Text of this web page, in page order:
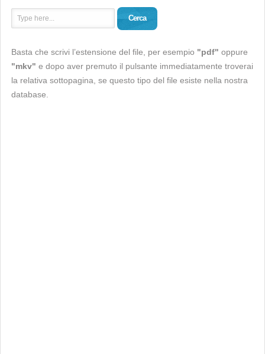
Cerca
Basta che scrivi l’estensione del file, per esempio "pdf" oppure
"mkv" e dopo aver premuto il pulsante immediatamente troverai
la relativa sottopagina, se questo tipo del file esiste nella nostra
database.